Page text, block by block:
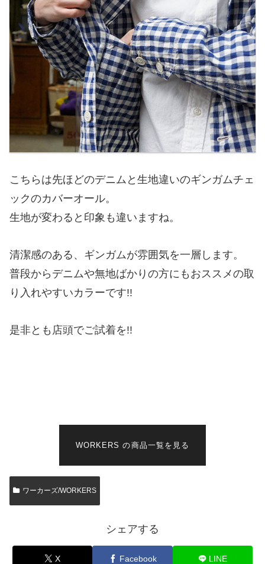
こちらは先ほどのデニムと生地違いのギンガムチェ
ックのカバーオール。
生地が変わると印象も違いますね。
清潔感のある、ギンガムが雰囲気を一層します。
普段からデニムや無地ばかりの方にもおススメの取
り入れやすいカラーです!!
是非とも店頭でご試着を!!
WORKERS の商品一覧を見る
ワーカーズ/WORKERS
シェアする
X Facebook LINE